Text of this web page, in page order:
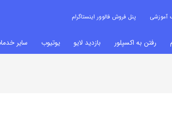
آموزشی پنل فروش فالوور اینستاگرام
رفتن به اکسپلور بازدید لایو یوتیوب سایر